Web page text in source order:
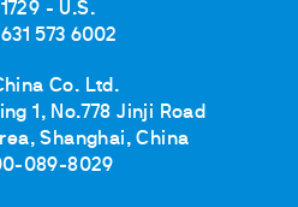
- U.S.
631 573 6002
Co. Ltd.
1, No.778 Jinji Road
Shanghai, China
089-8029